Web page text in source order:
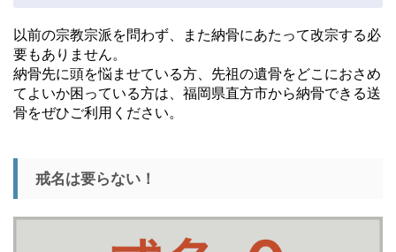
以前の宗教宗派を問わず、また納骨にあたって改宗する必
要もありません。
納骨先に頭を悩ませている方、先祖の遺骨をどこにおさめ
てよいか困っている方は、福岡県直方市から納骨できる送
骨をぜひご利用ください。
戒名は要らない！